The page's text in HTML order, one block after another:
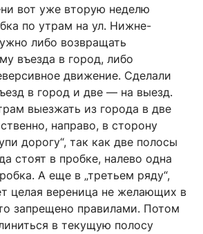
вот уже вторую неделю
по утрам на ул. Нижне-
либо возвращать
въезда в город, либо
движение. Сделали
в город и две — на выезд.
выезжать из города в две
направо, в сторону
дорогу“, так как две полосы
стоят в пробке, налево одна
А еще в „третьем ряду“,
целая вереница не желающих в
запрещено правилами. Потом
в текущую полосу